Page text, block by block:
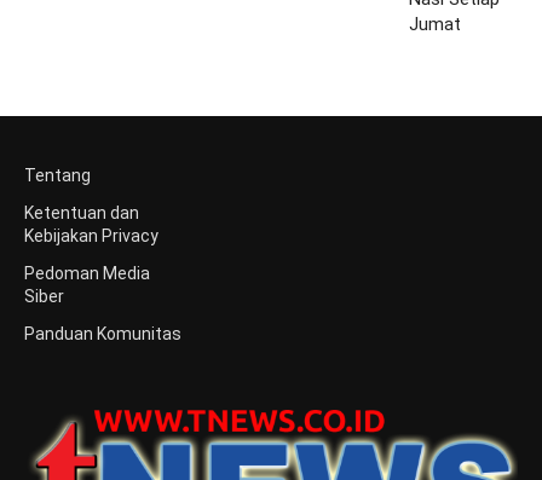
Tentang
Ketentuan dan
Kebijakan Privacy
Pedoman Media
Siber
Panduan Komunitas